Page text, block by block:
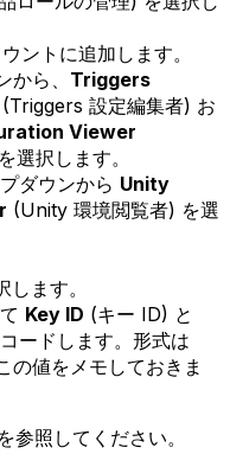
ントに追加します。
ら、 Triggers
(Triggers 設定編集者) お
Viewer
選択します。
ダウンから Unity
(Unity 環境閲覧者) を選
ます。
Key ID (キー ID) と
ードします。形式は
値をメモしておきま
を参照してください。